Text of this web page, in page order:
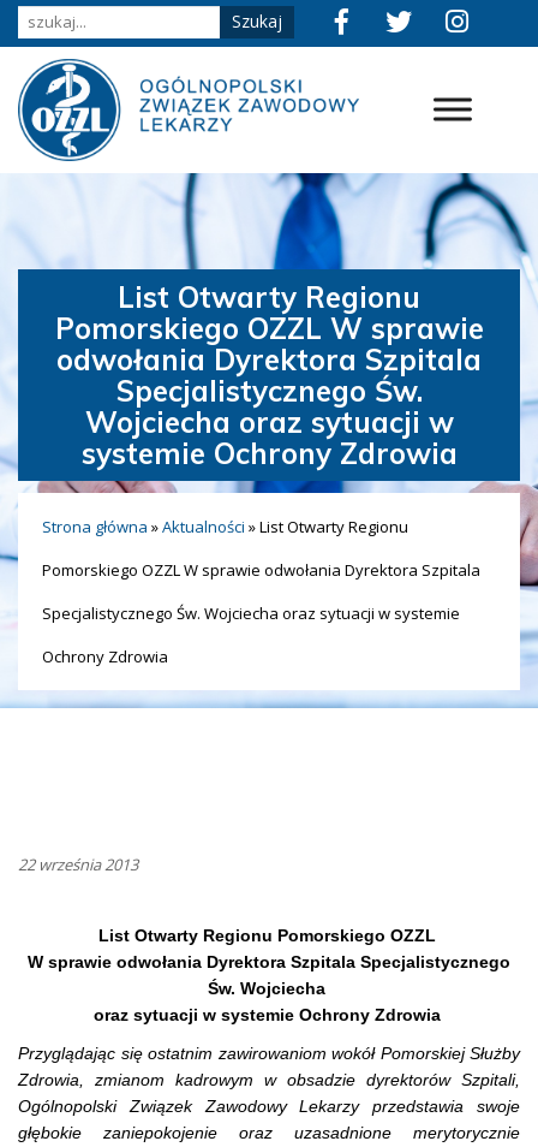
List Otwarty Regionu
Pomorskiego OZZL W sprawie
odwołania Dyrektora Szpitala
Specjalistycznego Św.
Wojciecha oraz sytuacji w
systemie Ochrony Zdrowia
Strona główna »Aktualności »List Otwarty Regionu
Pomorskiego OZZL W sprawie odwołania Dyrektora Szpitala
Specjalistycznego Św. Wojciecha oraz sytuacji w systemie
Ochrony Zdrowia
22 września 2013
List Otwarty Regionu Pomorskiego OZZL
W sprawie odwołania Dyrektora Szpitala Specjalistycznego
Św. Wojciecha
oraz sytuacji w systemie Ochrony Zdrowia
Przyglądając się ostatnim zawirowaniom wokół Pomorskiej Służby
Zdrowia, zmianom kadrowym w obsadzie dyrektorów Szpitali,
Ogólnopolski Związek Zawodowy Lekarzy przedstawia swoje
głębokie zaniepokojenie oraz uzasadnione merytorycznie